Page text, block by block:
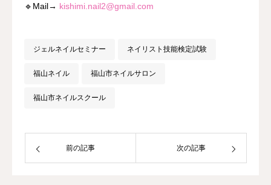
🔹Mail→ kishimi.nail2@gmail.com
ジェルネイルセミナー ネイリスト技能検定試験
福山ネイル 福山市ネイルサロン
福山市ネイルスクール
前の記事 次の記事